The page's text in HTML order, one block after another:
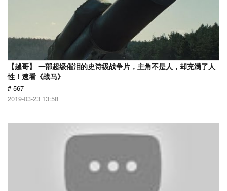
【越哥】 一部超级催泪的史诗级战争片，主角不是人，却充满了人
性！速看《战马》
# 567
2019-03-23 13:58